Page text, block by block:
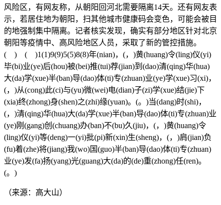
风险区，有网友称，从朝阳回河北需要隔离14天。还有网友表
示，若居住地为朝阳，扫其他城市健康码会变色，可能会被目
的地强制集中隔离。记者核实发现，确实有部分地区针对北京
朝阳等疫情中、高风险地区人员，采取了新的管控措施。
( ) ( )1(1)9(9)5(5)8(8)年(nian)，(，)黄(huang)令(ling)仪(yi)
毕(bi)业(ye)后(hou)被(bei)推(tui)荐(jian)到(dao)清(qing)华(hua)
大(da)学(xue)半(ban)导(dao)体(ti)专(zhuan)业(ye)学(xue)习(xi)，
(，)从(cong)此(ci)与(yu)微(wei)电(dian)子(zi)学(xue)结(jie)下
(xia)终(zhong)身(shen)之(zhi)缘(yuan)。(。)当(dang)时(shi)，
(，)清(qing)华(hua)大(da)学(xue)半(ban)导(dao)体(ti)专(zhuan)业
(ye)刚(gang)创(chuang)办(ban)不(bu)久(jiu)，(，)黄(huang)令
(ling)仪(yi)等(deng)一(yi)批(pi)新(xin)生(sheng)，(，)肩(jian)负
(fu)着(zhe)将(jiang)我(wo)国(guo)半(ban)导(dao)体(ti)专(zhuan)
业(ye)发(fa)扬(yang)光(guang)大(da)的(de)重(zhong)任(ren)。
(。)
（来源：高大山）